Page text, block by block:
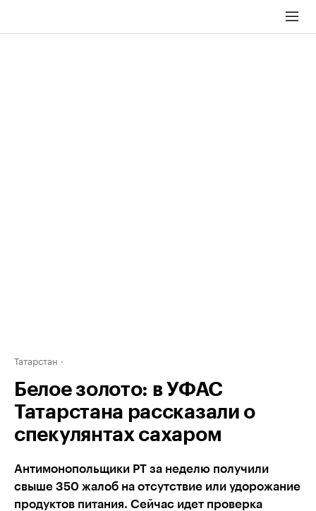
Татарстан
Белое золото: в УФАС
Татарстана рассказали о
спекулянтах сахаром
Антимонопольщики РТ за неделю получили
свыше 350 жалоб на отсутствие или удорожание
продуктов питания. Сейчас идет проверка